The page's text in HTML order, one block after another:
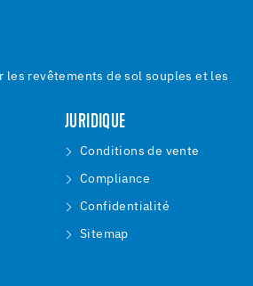
les revêtements de sol souples et les
JURIDIQUE
Conditions de vente
Compliance
Confidentialité
Sitemap